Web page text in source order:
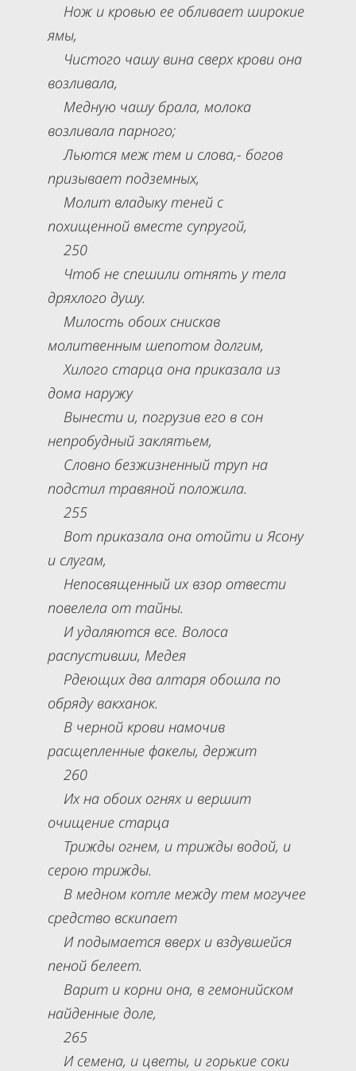
Нож и кровью ее обливает широкие
ямы,
Чистого чашу вина сверх крови она
возливала,
Медную чашу брала, молока
возливала парного;
Льются меж тем и слова,- богов
призывает подземных,
Молит владыку теней с
похищенной вместе супругой,
250
Чтоб не спешили отнять у тела
дряхлого душу.
Милость обоих снискав
молитвенным шепотом долгим,
Хилого старца она приказала из
дома наружу
Вынести и, погрузив его в сон
непробудный заклятьем,
Словно безжизненный труп на
подстил травяной положила.
255
Вот приказала она отойти и Ясону
и слугам,
Непосвященный их взор отвести
повелела от тайны.
И удаляются все. Волоса
распустивши, Медея
Рдеющих два алтаря обошла по
обряду вакханок.
В черной крови намочив
расщепленные факелы, держит
260
Их на обоих огнях и вершит
очищение старца
Трижды огнем, и трижды водой, и
серою трижды.
В медном котле между тем могучее
средство вскипает
И подымается вверх и вздувшейся
пеной белеет.
Варит и корни она, в гемонийском
найденные доле,
265
И семена, и цветы, и горькие соки